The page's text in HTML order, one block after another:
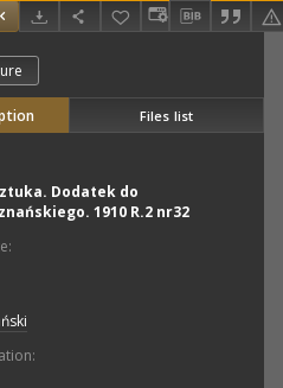
Files list
Dodatek do
1910 R.2 nr32